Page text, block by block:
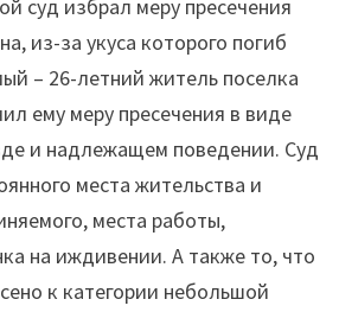
суд избрал меру пресечения
из-за укуса которого погиб
– 26-летний житель поселка
ему меру пресечения в виде
и надлежащем поведении. Суд
места жительства и
места работы,
на иждивении. А также то, что
к категории небольшой